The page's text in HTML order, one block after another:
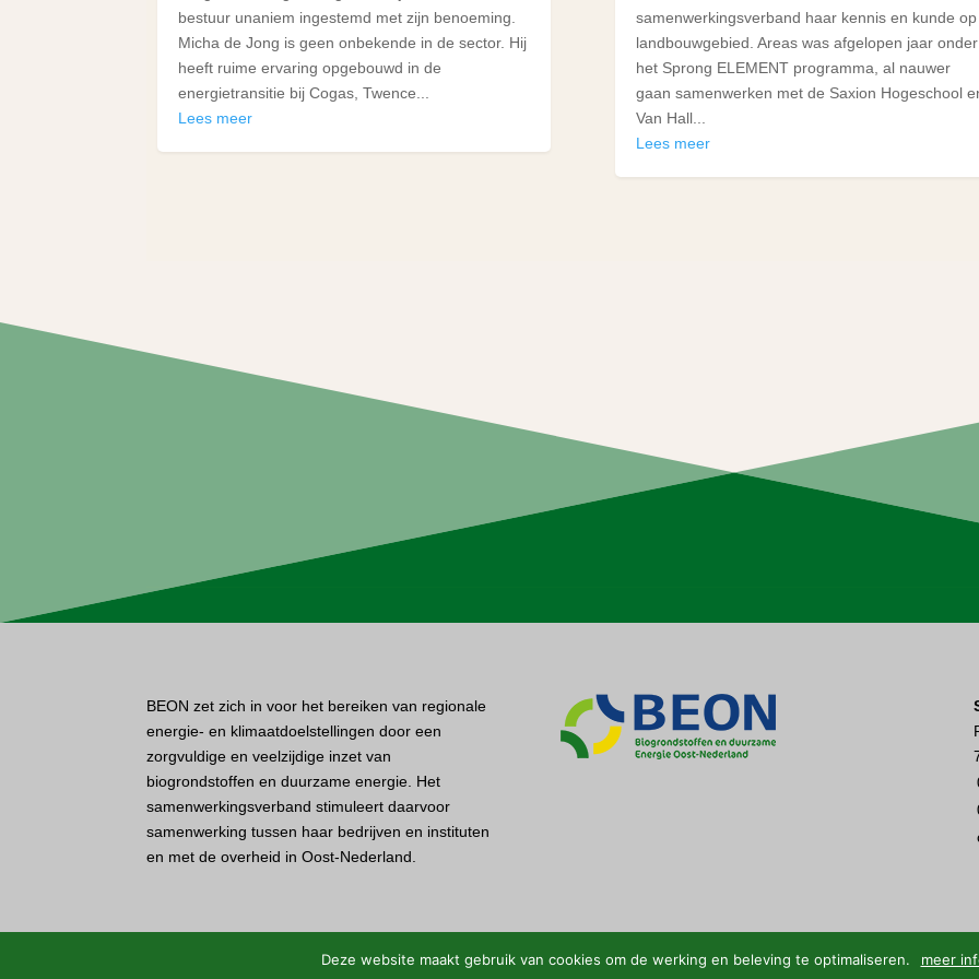
bestuur unaniem ingestemd met zijn benoeming.
Micha de Jong is geen onbekende in de sector. Hij
heeft ruime ervaring opgebouwd in de
energietransitie bij Cogas, Twence...
Lees meer
samenwerkingsverband haar kennis en kunde op
landbouwgebied. Areas was afgelopen jaar onder
het Sprong ELEMENT programma, al nauwer
gaan samenwerken met de Saxion Hogeschool
Van Hall...
Lees meer
BEON zet zich in voor het bereiken van regionale
energie- en klimaatdoelstellingen door een
zorgvuldige en veelzijdige inzet van
biogrondstoffen en duurzame energie. Het
samenwerkingsverband stimuleert daarvoor
samenwerking tussen haar bedrijven en instituten
en met de overheid in Oost-Nederland.
Privacystatement
Deze website maakt gebruik van cookies om de werking en beleving te optimaliseren. meer